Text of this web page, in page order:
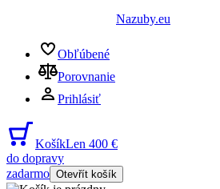
Nazuby.eu
Obľúbené
Porovnanie
Prihlásiť
KošíkLen 400 €
do dopravy
zadarmo Otevřít košík